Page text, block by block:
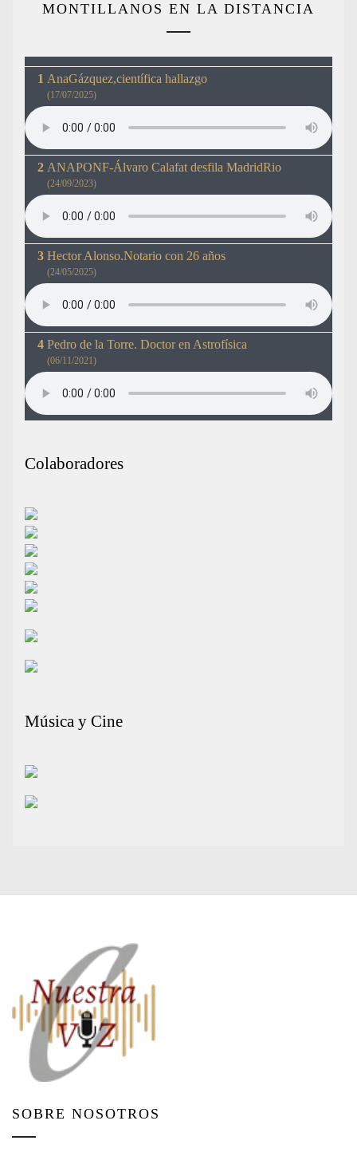
MONTILLANOS EN LA DISTANCIA
AnaGázquez,científica hallazgo
(17/07/2025)
ANAPONF-Álvaro Calafat desfila MadridRio
(24/09/2023)
Hector Alonso.Notario con 26 años
(24/05/2025)
Pedro de la Torre. Doctor en Astrofísica
(06/11/2021)
Colaboradores
Música y Cine
SOBRE NOSOTROS